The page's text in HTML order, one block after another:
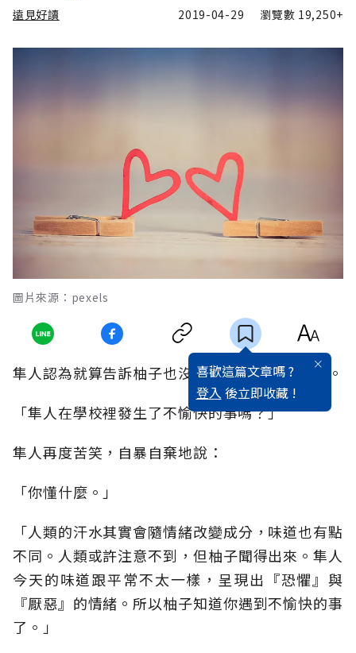
遠見好讀 2019-04-29 瀏覽數 19,250+
圖片來源：pexels
喜歡這篇文章嗎 ?
登入 後立即收藏 !
隼人認為就算告訴柚子也沒用，不打算向他說明。
「隼人在學校裡發生了不愉快的事嗎？」
隼人再度苦笑，自暴自棄地說：
「你懂什麼。」
「人類的汗水其實會隨情緒改變成分，味道也有點
不同。人類或許注意不到，但柚子聞得出來。隼人
今天的味道跟平常不太一樣，呈現出『恐懼』與
『厭惡』的情緒。所以柚子知道你遇到不愉快的事
了。」